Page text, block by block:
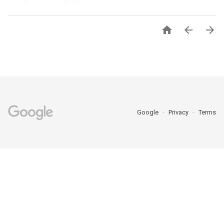
  
Google Privacy Terms